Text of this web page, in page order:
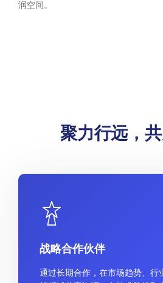
润空间。
聚力行远，
战略合作伙伴
通过长期合作，在市场趋势、行